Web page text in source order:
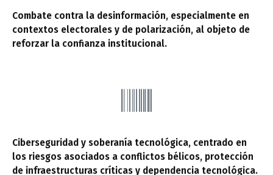
Combate contra la desinformación, especialmente en
contextos electorales y de polarización, al objeto de
reforzar la confianza institucional.
Ciberseguridad y soberanía tecnológica, centrado en
los riesgos asociados a conflictos bélicos, protección
de infraestructuras críticas y dependencia tecnológica.